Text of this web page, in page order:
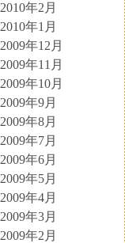
2010年2月
2010年1月
2009年12月
2009年11月
2009年10月
2009年9月
2009年8月
2009年7月
2009年6月
2009年5月
2009年4月
2009年3月
2009年2月